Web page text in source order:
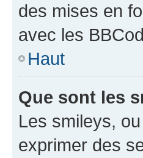
des mises en
avec les
Haut
Que sont les
Les smileys,
exprimer des